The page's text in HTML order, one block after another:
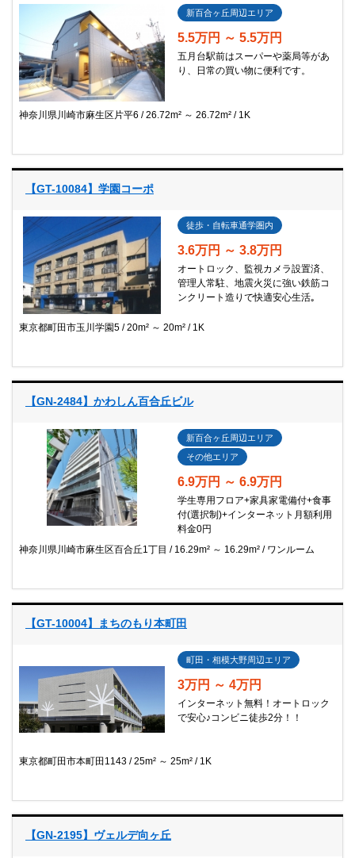
新百合ヶ丘周辺エリア
5.5万円 ～ 5.5万円
五月台駅前はスーパーや薬局等があ
り、日常の買い物に便利です。
神奈川県川崎市麻生区片平6 26.72m² ～ 26.72m² 1K
【GT-10084】学園コーポ
徒歩・自転車通学圏内
3.6万円 ～ 3.8万円
オートロック、監視カメラ設置済、
管理人常駐、地震火災に強い鉄筋コ
ンクリート造りで快適安心生活｡
東京都町田市玉川学園5 20m² ～ 20m² 1K
【GN-2484】かわしん百合丘ビル
新百合ヶ丘周辺エリア
その他エリア
6.9万円 ～ 6.9万円
学生専用フロア+家具家電備付+食事
付(選択制)+インターネット月額利用
料金0円
神奈川県川崎市麻生区百合丘1丁目
16.29m² ～ 16.29m² ワンルーム
【GT-10004】まちのもり本町田
町田・相模大野周辺エリア
3万円 ～ 4万円
インターネット無料！オートロック
で安心♪コンビニ徒歩2分！！
東京都町田市本町田1143 25m² ～ 25m² 1K
【GN-2195】ヴェルデ向ヶ丘